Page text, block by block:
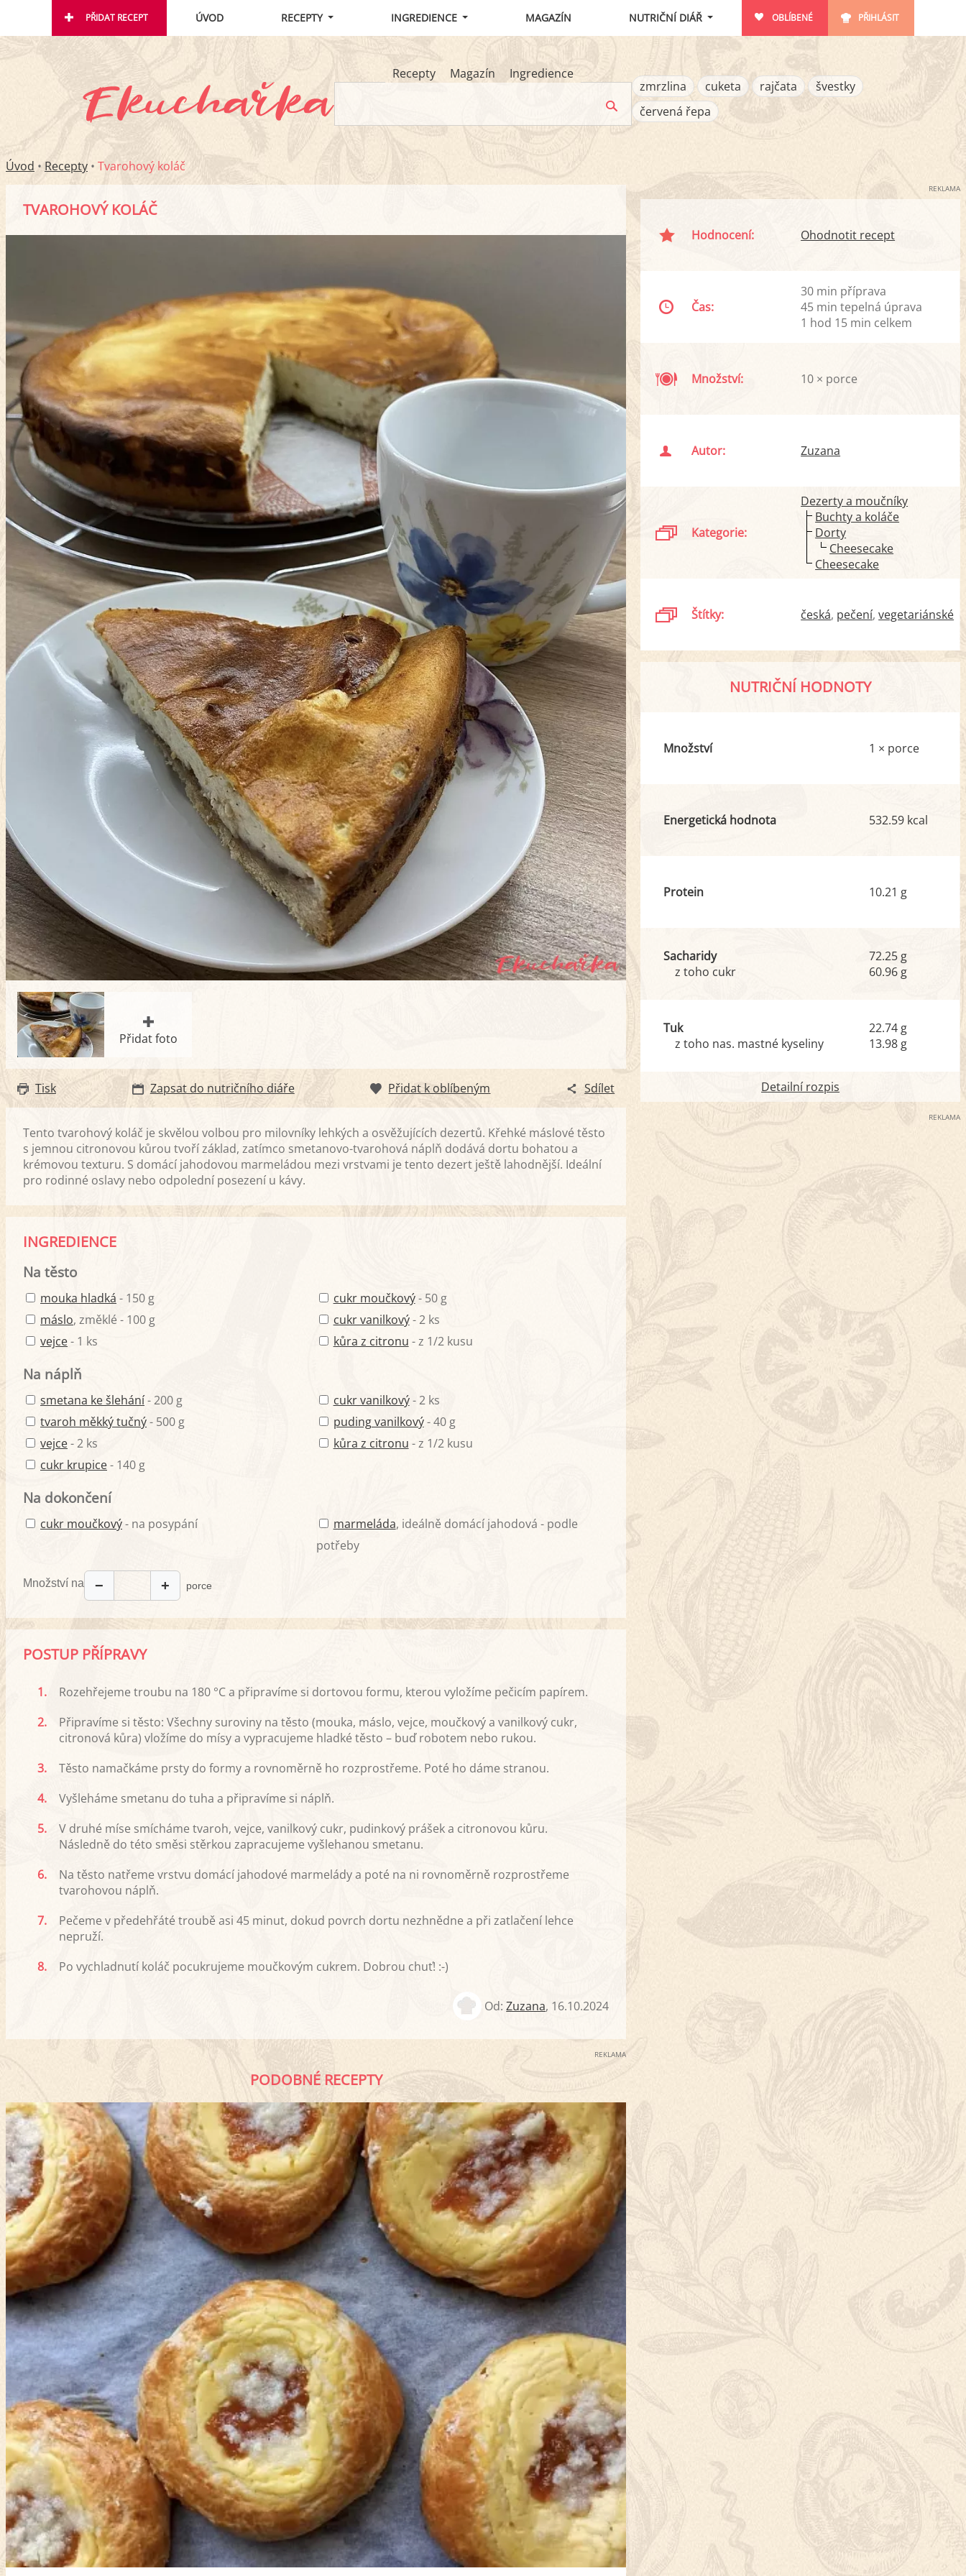
PŘIDAT RECEPT ÚVOD RECEPTY INGREDIENCE MAGAZÍN NUTRIČNÍ DIÁŘ OBLÍBENÉ PŘIHLÁSIT
Recepty Magazín
Ingredience
zmrzlina
cuketa rajčata
švestky
červená řepa
Úvod • Recepty • Tvarohový koláč
TVAROHOVÝ KOLÁČ
Přidat foto
Tisk Zapsat do nutričního diáře Přidat k oblíbeným Sdílet
Tento tvarohový koláč je skvělou volbou pro milovníky lehkých a osvěžujících dezertů. Křehké máslové těsto
s jemnou citronovou kůrou tvoří základ, zatímco smetanovo-tvarohová náplň dodává dortu bohatou a
krémovou texturu. S domácí jahodovou marmeládou mezi vrstvami je tento dezert ještě lahodnější. Ideální
pro rodinné oslavy nebo odpolední posezení u kávy.
INGREDIENCE
Na těsto
mouka hladká - 150 g
máslo, změklé - 100 g
vejce- 1 ks
cukr moučkový- 50 g
cukr vanilkový- 2 ks
kůra z citronu - z 1/2 kusu
Na náplň
smetana ke šlehání- 200 g
tvaroh měkký tučný- 500 g
vejce- 2 ks
cukr krupice- 140 g
cukr vanilkový- 2 ks
puding vanilkový- 40 g
kůra z citronu - z 1/2 kusu
Na dokončení
cukr moučkový- na posypání marmeláda, ideálně domácí jahodová - podle
potřeby
Množství na − + porce
POSTUP PŘÍPRAVY
1.
Rozehřejeme troubu na 180 °C a připravíme si dortovou formu, kterou vyložíme pečicím papírem.
2.
Připravíme si těsto: Všechny suroviny na těsto (mouka, máslo, vejce, moučkový a vanilkový cukr,
citronová kůra) vložíme do mísy a vypracujeme hladké těsto – buď robotem nebo rukou.
3.
Těsto namačkáme prsty do formy a rovnoměrně ho rozprostřeme. Poté ho dáme stranou.
4.
Vyšleháme smetanu do tuha a připravíme si náplň.
5.
V druhé míse smícháme tvaroh, vejce, vanilkový cukr, pudinkový prášek a citronovou kůru.
Následně do této směsi stěrkou zapracujeme vyšlehanou smetanu.
6.
Na těsto natřeme vrstvu domácí jahodové marmelády a poté na ni rovnoměrně rozprostřeme
tvarohovou náplň.
7.
Pečeme v předehřáté troubě asi 45 minut, dokud povrch dortu nezhnědne a při zatlačení lehce
nepruží.
8.
Po vychladnutí koláč pocukrujeme moučkovým cukrem. Dobrou chuť! :-)
Od:Zuzana, 16.10.2024
REKLAMA
PODOBNÉ RECEPTY
REKLAMA
Hodnocení: Ohodnotit recept
Čas:
30 min příprava
45 min tepelná úprava
1 hod 15 min celkem
Množství: 10 × porce
Autor: Zuzana
Kategorie:
Dezerty a moučníky
Buchty a koláče
Dorty
Cheesecake
Cheesecake
Štítky: česká pečení vegetariánské
NUTRIČNÍ HODNOTY
Množství 1 × porce
Energetická hodnota 532.59 kcal
Protein 10.21 g
Sacharidy
z toho cukr
72.25 g
60.96 g
Tuk
z toho nas. mastné kyseliny
22.74 g
13.98 g
Detailní rozpis
REKLAMA